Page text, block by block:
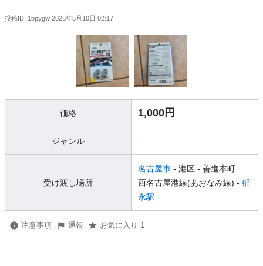
投稿ID: 1bpygw 2026年5月10日 02:17
価格 1,000円
ジャンル -
受け渡し場所
名古屋市 - 港区 - 善進本町
西名古屋港線(あおなみ線) - 稲
永駅
注意事項 通報 お気に入り 1